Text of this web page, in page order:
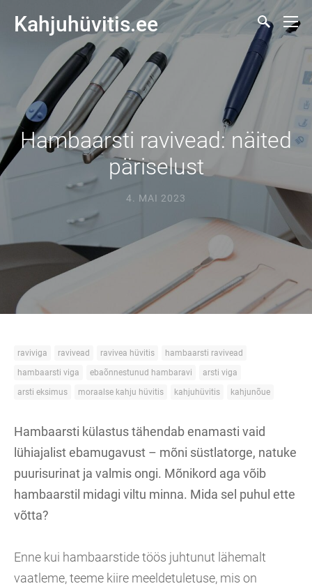
Kahjuhüvitis.ee
Hambaarsti ravivead: näited
päriselust
4. MAI 2023
raviviga ravivead ravivea hüvitis
hambaarsti ravivead
hambaarsti viga
ebaõnnestunud hambaravi
arsti viga
arsti eksimus
moraalse kahju hüvitis kahjuhüvitis kahjunõue
Hambaarsti külastus tähendab enamasti vaid
lühiajalist ebamugavust – mõni süstlatorge, natuke
puurisurinat ja valmis ongi. Mõnikord aga võib
hambaarstil midagi viltu minna. Mida sel puhul ette
võtta?
Enne kui hambaarstide töös juhtunut lähemalt
vaatleme, teeme kiire meeldetuletuse, mis on